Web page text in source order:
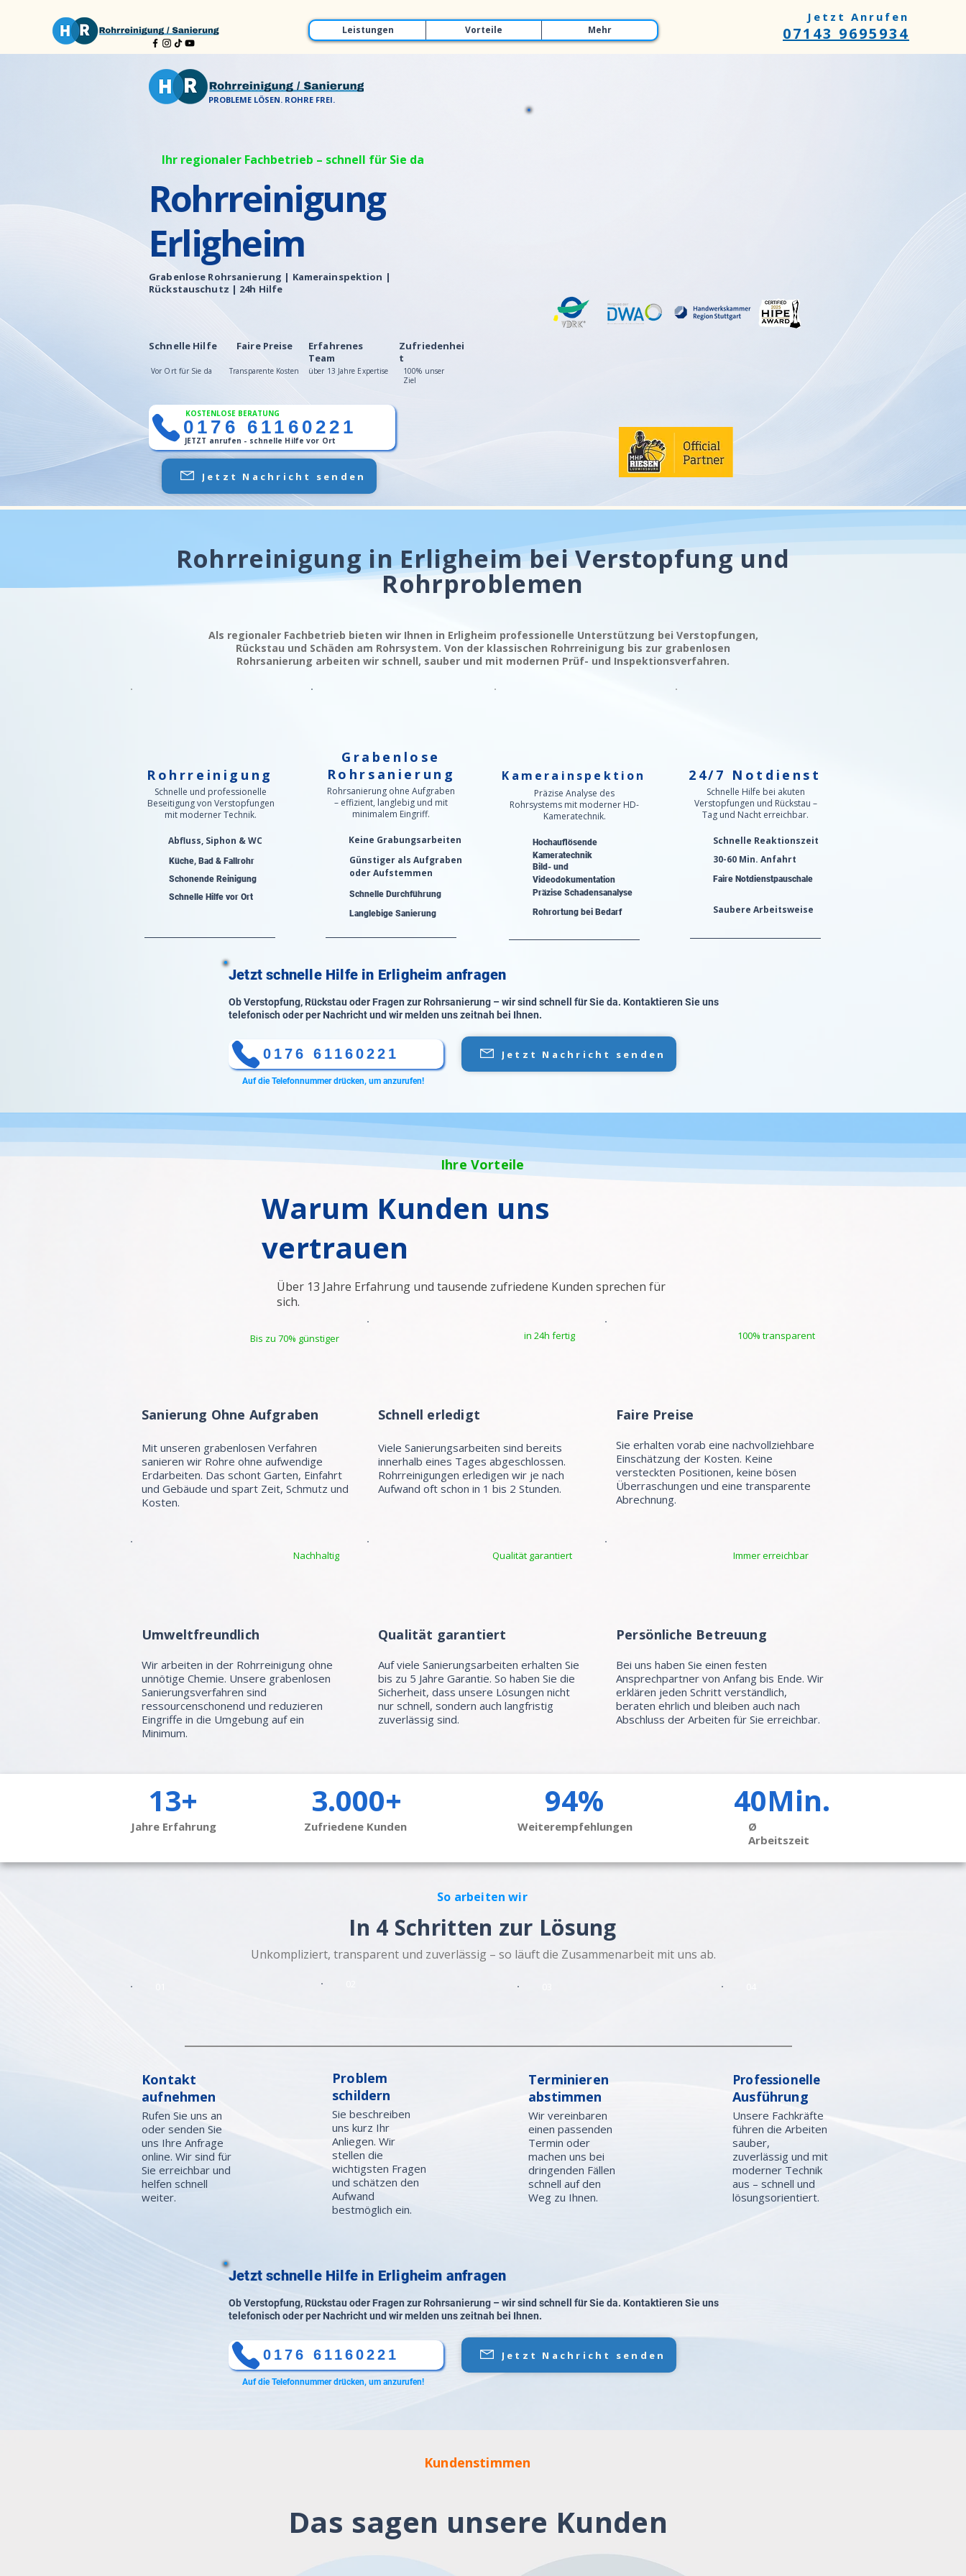
Jetzt Anrufen
07143 9695934
Leistungen Vorteile Mehr
PROBLEME LÖSEN. ROHRE FREI.
Ihr regionaler Fachbetrieb – schnell für Sie da
Rohrreinigung
Erligheim
Grabenlose Rohrsanierung | Kamerainspektion |
Rückstauschutz | 24h Hilfe
Schnelle Hilfe
Vor Ort für Sie da
Faire Preise
Transparente Kosten
Erfahrenes
Team
über 13 Jahre Expertise
0176 61160221
KOSTENLOSE BERATUNG
JETZT anrufen - schnelle Hilfe vor Ort
Zufriedenhei
t
100% unser
Ziel
Jetzt Nachricht senden
Rohrreinigung in Erligheim bei Verstopfung und
Rohrproblemen
Als regionaler Fachbetrieb bieten wir Ihnen in Erligheim professionelle Unterstützung bei Verstopfungen,
Rückstau und Schäden am Rohrsystem. Von der klassischen Rohrreinigung bis zur grabenlosen
Rohrsanierung arbeiten wir schnell, sauber und mit modernen Prüf- und Inspektionsverfahren.
Rohrreinigung
Schnelle und professionelle
Beseitigung von Verstopfungen
mit moderner Technik.
Abfluss, Siphon & WC
Küche, Bad & Fallrohr
Schonende Reinigung
Schnelle Hilfe vor Ort
Grabenlose
Rohrsanierung
Rohrsanierung ohne Aufgraben
– effizient, langlebig und mit
minimalem Eingriff.
Keine Grabungsarbeiten
Günstiger als Aufgraben
oder Aufstemmen
Schnelle Durchführung
Langlebige Sanierung
Kamerainspektion
Präzise Analyse des
Rohrsystems mit moderner HD-
Kameratechnik.
Hochauflösende
Kameratechnik
Bild- und
Videodokumentation
Präzise Schadensanalyse​
Rohrortung bei Bedarf
24/7 Notdienst
Schnelle Hilfe bei akuten
Verstopfungen und Rückstau –
Tag und Nacht erreichbar.
Schnelle Reaktionszeit
30-60 Min. Anfahrt
Faire Notdienstpauschale
Saubere Arbeitsweise
Jetzt schnelle Hilfe in Erligheim anfragen
Ob Verstopfung, Rückstau oder Fragen zur Rohrsanierung – wir sind schnell für Sie da. Kontaktieren Sie uns
telefonisch oder per Nachricht und wir melden uns zeitnah bei Ihnen.
0176 61160221 Jetzt Nachricht senden
Auf die Telefonnummer drücken, um anzurufen!
Ihre Vorteile
Warum Kunden uns
vertrauen
Über 13 Jahre Erfahrung und tausende zufriedene Kunden sprechen für
sich.
Bis zu 70% günstiger
Sanierung Ohne Aufgraben
Mit unseren grabenlosen Verfahren
sanieren wir Rohre ohne aufwendige
Erdarbeiten. Das schont Garten, Einfahrt
und Gebäude und spart Zeit, Schmutz und
Kosten.
in 24h fertig
Schnell erledigt
Viele Sanierungsarbeiten sind bereits
innerhalb eines Tages abgeschlossen.
Rohrreinigungen erledigen wir je nach
Aufwand oft schon in 1 bis 2 Stunden.
100% transparent
Faire Preise
Sie erhalten vorab eine nachvollziehbare
Einschätzung der Kosten. Keine
versteckten Positionen, keine bösen
Überraschungen und eine transparente
Abrechnung.
Nachhaltig
Umweltfreundlich
Wir arbeiten in der Rohrreinigung ohne
unnötige Chemie. Unsere grabenlosen
Sanierungsverfahren sind
ressourcenschonend und reduzieren
Eingriffe in die Umgebung auf ein
Minimum.
Qualität garantiert
Qualität garantiert
Auf viele Sanierungsarbeiten erhalten Sie
bis zu 5 Jahre Garantie. So haben Sie die
Sicherheit, dass unsere Lösungen nicht
nur schnell, sondern auch langfristig
zuverlässig sind.
Immer erreichbar
Persönliche Betreuung
Bei uns haben Sie einen festen
Ansprechpartner von Anfang bis Ende. Wir
erklären jeden Schritt verständlich,
beraten ehrlich und bleiben auch nach
Abschluss der Arbeiten für Sie erreichbar.
13+
Jahre Erfahrung
3.000+
Zufriedene Kunden
94%
Weiterempfehlungen
40Min.
Ø
Arbeitszeit
So arbeiten wir
In 4 Schritten zur Lösung
Unkompliziert, transparent und zuverlässig – so läuft die Zusammenarbeit mit uns ab.
Kontakt
aufnehmen
Rufen Sie uns an
oder senden Sie
uns Ihre Anfrage
online. Wir sind für
Sie erreichbar und
helfen schnell
weiter.
Problem
schildern
Sie beschreiben
uns kurz Ihr
Anliegen. Wir
stellen die
wichtigsten Fragen
und schätzen den
Aufwand
bestmöglich ein.
Terminieren
abstimmen
Wir vereinbaren
einen passenden
Termin oder
machen uns bei
dringenden Fällen
schnell auf den
Weg zu Ihnen.
Professionelle
Ausführung
Unsere Fachkräfte
führen die Arbeiten
sauber,
zuverlässig und mit
moderner Technik
aus – schnell und
lösungsorientiert.
Jetzt schnelle Hilfe in Erligheim anfragen
Ob Verstopfung, Rückstau oder Fragen zur Rohrsanierung – wir sind schnell für Sie da. Kontaktieren Sie uns
telefonisch oder per Nachricht und wir melden uns zeitnah bei Ihnen.
0176 61160221 Jetzt Nachricht senden
Auf die Telefonnummer drücken, um anzurufen!
Kundenstimmen
Das sagen unsere Kunden